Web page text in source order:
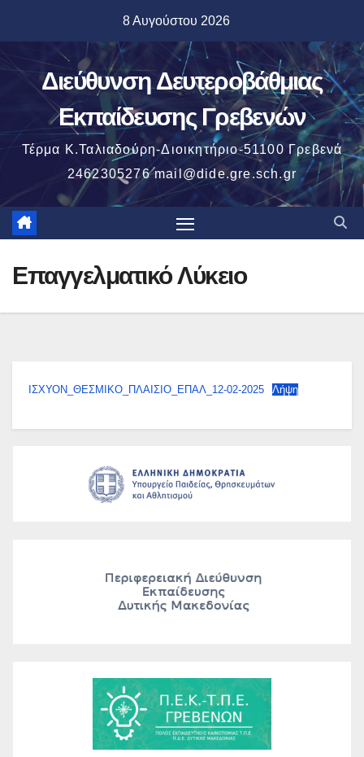
περιεχόμενο
8 Αυγούστου 2026
Διεύθυνση Δευτεροβάθμιας
Εκπαίδευσης Γρεβενών
Τέρμα Κ.Ταλιαδούρη-Διοικητήριο-51100 Γρεβενά
2462305276 mail@dide.gre.sch.gr
Επαγγελματικό Λύκειο
ΙΣΧΥΟΝ_ΘΕΣΜΙΚΟ_ΠΛΑΙΣΙΟ_ΕΠΑΛ_12-02-2025 Λήψη